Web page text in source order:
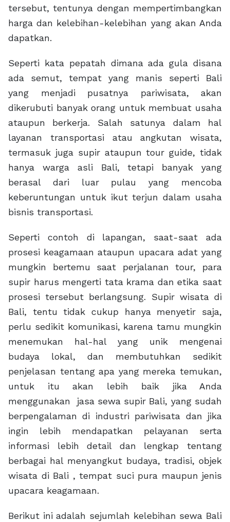
tersebut, tentunya dengan mempertimbangkan
harga dan kelebihan-kelebihan yang akan Anda
dapatkan.
Seperti kata pepatah dimana ada gula disana
ada semut, tempat yang manis seperti Bali
yang menjadi pusatnya pariwisata, akan
dikerubuti banyak orang untuk membuat usaha
ataupun berkerja. Salah satunya dalam hal
layanan transportasi atau angkutan wisata,
termasuk juga supir ataupun tour guide, tidak
hanya warga asli Bali, tetapi banyak yang
berasal dari luar pulau yang mencoba
keberuntungan untuk ikut terjun dalam usaha
bisnis transportasi.
Seperti contoh di lapangan, saat-saat ada
prosesi keagamaan ataupun upacara adat yang
mungkin bertemu saat perjalanan tour, para
supir harus mengerti tata krama dan etika saat
prosesi tersebut berlangsung. Supir wisata di
Bali, tentu tidak cukup hanya menyetir saja,
perlu sedikit komunikasi, karena tamu mungkin
menemukan hal-hal yang unik mengenai
budaya lokal, dan membutuhkan sedikit
penjelasan tentang apa yang mereka temukan,
untuk itu akan lebih baik jika Anda
menggunakan jasa sewa supir Bali, yang sudah
berpengalaman di industri pariwisata dan jika
ingin lebih mendapatkan pelayanan serta
informasi lebih detail dan lengkap tentang
berbagai hal menyangkut budaya, tradisi, objek
wisata di Bali , tempat suci pura maupun jenis
upacara keagamaan.
Berikut ini adalah sejumlah kelebihan sewa Bali